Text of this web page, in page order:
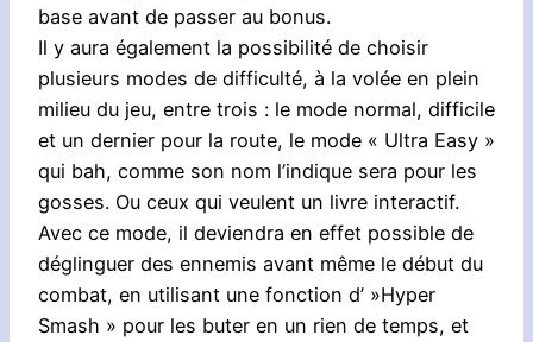
base avant de passer au bonus.
Il y aura également la possibilité de choisir
plusieurs modes de difficulté, à la volée en plein
milieu du jeu, entre trois : le mode normal, difficile
et un dernier pour la route, le mode « Ultra Easy »
qui bah, comme son nom l’indique sera pour les
gosses. Ou ceux qui veulent un livre interactif.
Avec ce mode, il deviendra en effet possible de
déglinguer des ennemis avant même le début du
combat, en utilisant une fonction d’ »Hyper
Smash » pour les buter en un rien de temps, et